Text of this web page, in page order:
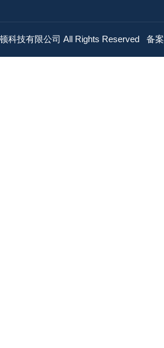
科技有限公司 All Rights Reserved 备